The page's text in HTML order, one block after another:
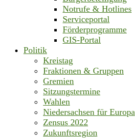
Notrufe & Hotlines
Serviceportal
Förderprogramme
GIS-Portal
Politik
Kreistag
Fraktionen & Gruppen
Gremien
Sitzungstermine
Wahlen
Niedersachsen für Europa
Zensus 2022
Zukunftsregion